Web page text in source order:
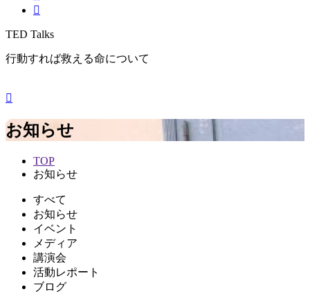
TED Talks
行動すれば救える命について
お知らせ
TOP
お知らせ
すべて
お知らせ
イベント
メディア
講演会
活動レポート
ブログ